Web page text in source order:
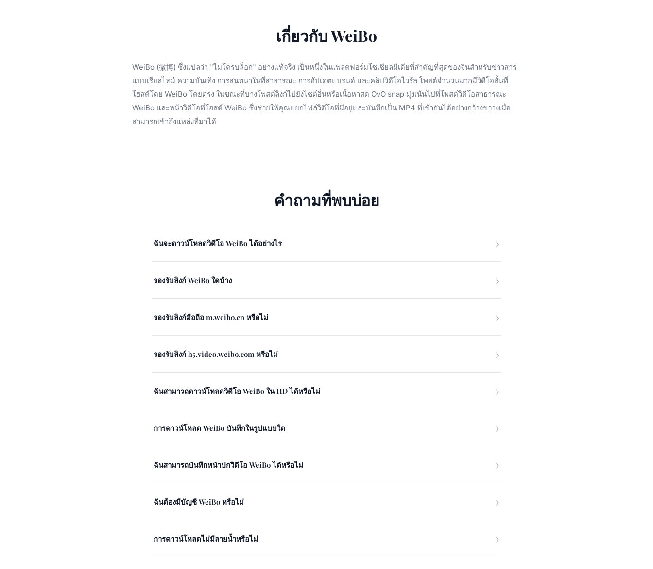
เกี่ยวกับ WeiBo
WeiBo (微博) ซึ่งแปลว่า "ไมโครบล็อก" อย่างแท้จริง เป็นหนึ่งในแพลตฟอร์มโซเชียลมีเดียที่สำคัญที่สุดของจีนสำหรับข่าวสาร
แบบเรียลไทม์ ความบันเทิง การสนทนาในที่สาธารณะ การอัปเดตแบรนด์ และคลิปวิดีโอไวรัล โพสต์จำนวนมากมีวิดีโอสั้นที่
โฮสต์โดย WeiBo โดยตรง ในขณะที่บางโพสต์ลิงก์ไปยังไซต์อื่นหรือเนื้อหาสด OvO snap มุ่งเน้นไปที่โพสต์วิดีโอสาธารณะ
WeiBo และหน้าวิดีโอที่โฮสต์ WeiBo ซึ่งช่วยให้คุณแยกไฟล์วิดีโอที่มีอยู่และบันทึกเป็น MP4 ที่เข้ากันได้อย่างกว้างขวางเมื่อ
สามารถเข้าถึงแหล่งที่มาได้
คำถามที่พบบ่อย
ฉันจะดาวน์โหลดวิดีโอ WeiBo ได้อย่างไร
รองรับลิงก์ WeiBo ใดบ้าง
รองรับลิงก์มือถือ m.weibo.cn หรือไม่
รองรับลิงก์ h5.video.weibo.com หรือไม่
ฉันสามารถดาวน์โหลดวิดีโอ WeiBo ใน HD ได้หรือไม่
การดาวน์โหลด WeiBo บันทึกในรูปแบบใด
ฉันสามารถบันทึกหน้าปกวิดีโอ WeiBo ได้หรือไม่
ฉันต้องมีบัญชี WeiBo หรือไม่
การดาวน์โหลดไม่มีลายน้ำหรือไม่